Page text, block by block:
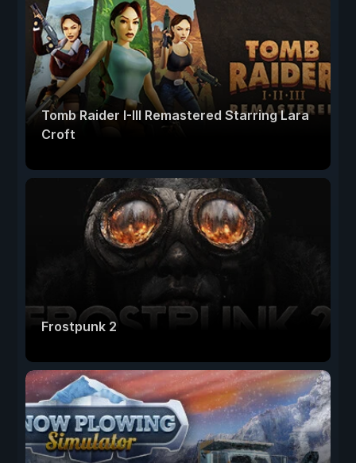
Tomb Raider I-III Remastered Starring Lara
Croft
Frostpunk 2